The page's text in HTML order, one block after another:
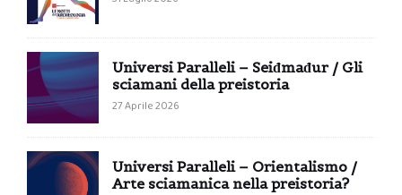
Universi Paralleli – Seiđmađur / Gli
sciamani della preistoria
27 Aprile 2026
Universi Paralleli – Orientalismo /
Arte sciamanica nella preistoria?